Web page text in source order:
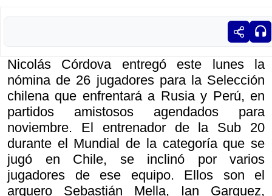
Nicolás Córdova entregó este lunes la
nómina de 26 jugadores para la Selección
chilena que enfrentará a Rusia y Perú, en
partidos amistosos agendados para
noviembre. El entrenador de la Sub 20
durante el Mundial de la categoría que se
jugó en Chile, se inclinó por varios
jugadores de ese equipo. Ellos son el
arquero Sebastián Mella, Ian Garguez,